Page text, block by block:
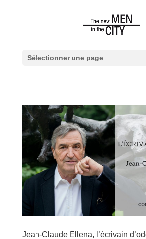
Sélectionner une page
Jean-Claude Ellena, l’écrivain